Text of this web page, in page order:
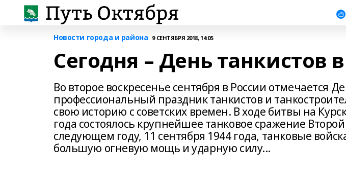
Новости города и района 9 СЕНТЯБРЯ 2018, 14:05
Сегодня – День танкистов
Во второе воскресенье сентября в России отмечается
профессиональный праздник танкистов и
свою историю с советских времен. В ходе битвы на
года состоялось крупнейшее танковое сражение
следующем году, 11 сентября 1944 года, танковые
большую огневую мощь и ударную силу...